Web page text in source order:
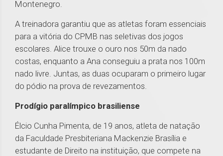
Montenegro.
A treinadora garantiu que as atletas foram essenciais
para a vitória do CPMB nas seletivas dos jogos
escolares. Alice trouxe o ouro nos 50m da nado
costas, enquanto a Ana conseguiu a prata nos 100m
nado livre. Juntas, as duas ocuparam o primeiro lugar
do pódio na prova de revezamentos.
Prodígio paralímpico brasiliense
Élcio Cunha Pimenta, de 19 anos, atleta de natação
da Faculdade Presbiteriana Mackenzie Brasília e
estudante de Direito na instituição, que compete na